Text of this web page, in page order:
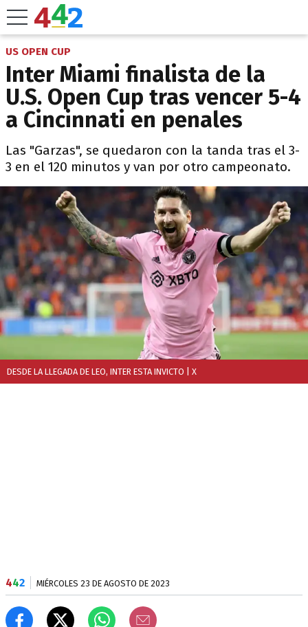
US OPEN CUP
Inter Miami finalista de la
U.S. Open Cup tras vencer 5-4
a Cincinnati en penales
Las "Garzas", se quedaron con la tanda tras el 3-
3 en el 120 minutos y van por otro campeonato.
DESDE LA LLEGADA DE LEO, INTER ESTA INVICTO | X
442 MIÉRCOLES 23 DE AGOSTO DE 2023